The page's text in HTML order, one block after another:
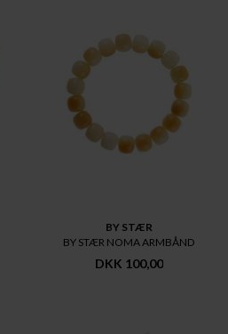
BY STÆR
BY STÆR NOMA ARMBÅND
DKK 100,00